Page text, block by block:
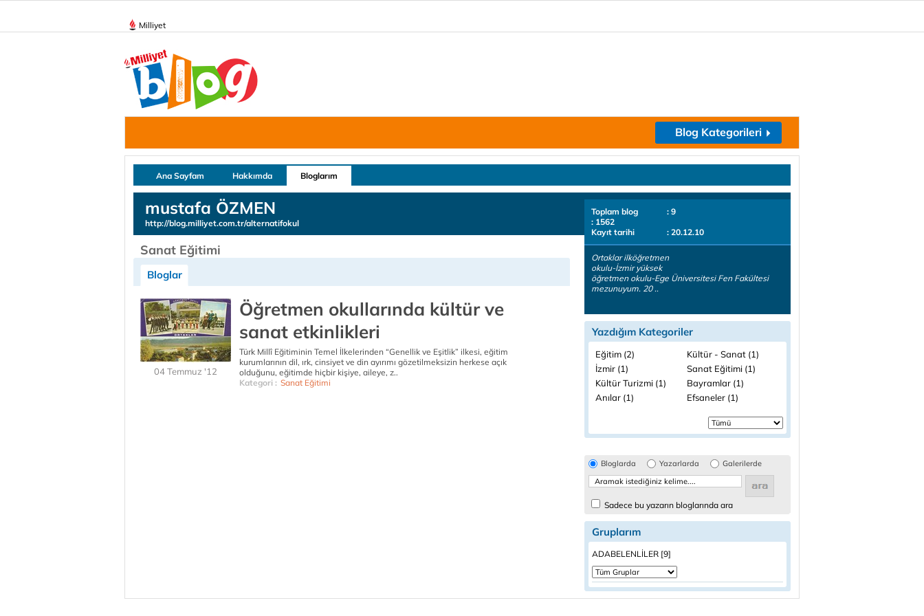
Milliyet
Blog Kategorileri
Ana Sayfam Hakkımda Bloglarım
mustafa ÖZMEN
http://blog.milliyet.com.tr/alternatifokul
Sanat Eğitimi
Bloglar
04 Temmuz '12
Öğretmen okullarında kültür ve
sanat etkinlikleri
Türk Millî Eğitiminin Temel İlkelerinden “Genellik ve Eşitlik” ilkesi, eğitim
kurumlarının dil, ırk, cinsiyet ve din ayırımı gözetilmeksizin herkese açık
olduğunu, eğitimde hiçbir kişiye, aileye, z..
Kategori : Sanat Eğitimi
Toplam blog
: 9
: 1562
Kayıt tarihi
: 20.12.10
Ortaklar ilköğretmen
okulu-İzmir yüksek
öğretmen okulu-Ege Üniversitesi Fen Fakültesi
mezunuyum. 20 ..
Yazdığım Kategoriler
Eğitim (2)
Kültür - Sanat (1)
İzmir (1)
Sanat Eğitimi (1)
Kültür Turizmi (1)
Bayramlar (1)
Anılar (1)
Efsaneler (1)
Bloglarda Yazarlarda Galerilerde
Sadece bu yazarın bloglarında ara
Gruplarım
ADABELENLİLER [9]